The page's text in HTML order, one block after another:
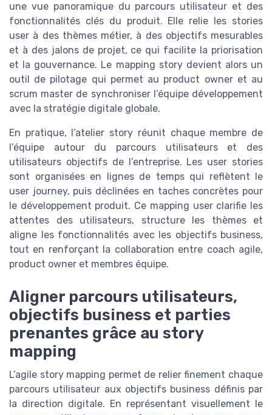
une vue panoramique du parcours utilisateur et des
fonctionnalités clés du produit. Elle relie les stories
user à des thèmes métier, à des objectifs mesurables
et à des jalons de projet, ce qui facilite la priorisation
et la gouvernance. Le mapping story devient alors un
outil de pilotage qui permet au product owner et au
scrum master de synchroniser l’équipe développement
avec la stratégie digitale globale.
En pratique, l’atelier story réunit chaque membre de
l’équipe autour du parcours utilisateurs et des
utilisateurs objectifs de l’entreprise. Les user stories
sont organisées en lignes de temps qui reflètent le
user journey, puis déclinées en taches concrètes pour
le développement produit. Ce mapping user clarifie les
attentes des utilisateurs, structure les thèmes et
aligne les fonctionnalités avec les objectifs business,
tout en renforçant la collaboration entre coach agile,
product owner et membres équipe.
Aligner parcours utilisateurs,
objectifs business et parties
prenantes grâce au story
mapping
L’agile story mapping permet de relier finement chaque
parcours utilisateur aux objectifs business définis par
la direction digitale. En représentant visuellement le